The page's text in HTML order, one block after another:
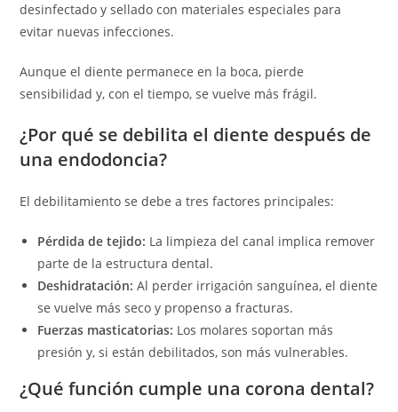
desinfectado y sellado con materiales especiales para
evitar nuevas infecciones.
Aunque el diente permanece en la boca, pierde
sensibilidad y, con el tiempo, se vuelve más frágil.
¿Por qué se debilita el diente después de
una endodoncia?
El debilitamiento se debe a tres factores principales:
Pérdida de tejido: La limpieza del canal implica remover
parte de la estructura dental.
Deshidratación: Al perder irrigación sanguínea, el diente
se vuelve más seco y propenso a fracturas.
Fuerzas masticatorias: Los molares soportan más
presión y, si están debilitados, son más vulnerables.
¿Qué función cumple una corona dental?